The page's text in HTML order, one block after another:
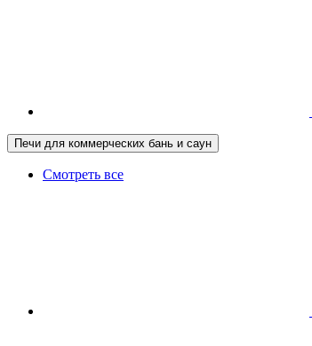
Печи для коммерческих бань и саун
Смотреть все